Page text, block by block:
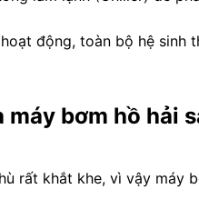
động, toàn bộ hệ
bơm hồ hải
rất khắt khe, vì vậy máy